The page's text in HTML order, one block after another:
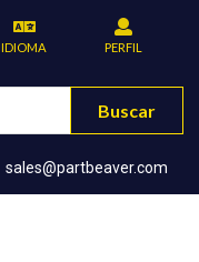
IDIOMA PERFIL
Buscar
sales@partbeaver.com